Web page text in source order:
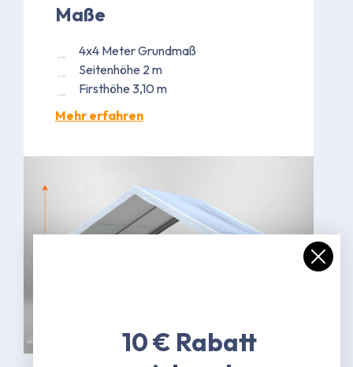
Maße
4x4 Meter Grundmaß
Seitenhöhe 2 m
Firsthöhe 3,10 m
Mehr erfahren
10 € Rabatt